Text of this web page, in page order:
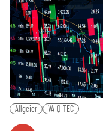
Allgeier VA-Q-TEC